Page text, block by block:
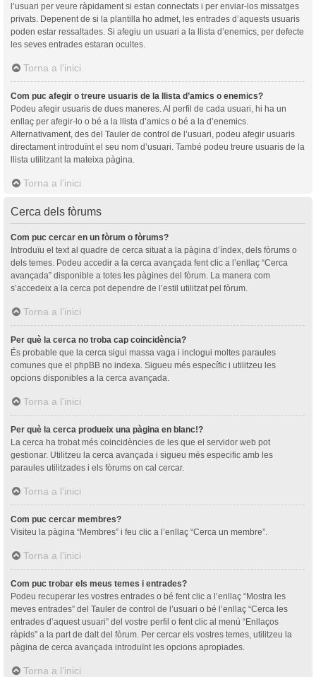
l’usuari per veure ràpidament si estan connectats i per enviar-los missatges
privats. Depenent de si la plantilla ho admet, les entrades d’aquests usuaris
poden estar ressaltades. Si afegiu un usuari a la llista d’enemics, per defecte
les seves entrades estaran ocultes.
Torna a l’inici
Com puc afegir o treure usuaris de la llista d’amics o enemics?
Podeu afegir usuaris de dues maneres. Al perfil de cada usuari, hi ha un
enllaç per afegir-lo o bé a la llista d’amics o bé a la d’enemics.
Alternativament, des del Tauler de control de l’usuari, podeu afegir usuaris
directament introduïnt el seu nom d’usuari. També podeu treure usuaris de la
llista utilitzant la mateixa pàgina.
Torna a l’inici
Cerca dels fòrums
Com puc cercar en un fòrum o fòrums?
Introduïu el text al quadre de cerca situat a la pàgina d’índex, dels fòrums o
dels temes. Podeu accedir a la cerca avançada fent clic a l’enllaç “Cerca
avançada” disponible a totes les pàgines del fòrum. La manera com
s’accedeix a la cerca pot dependre de l’estil utilitzat pel fòrum.
Torna a l’inici
Per què la cerca no troba cap coincidència?
És probable que la cerca sigui massa vaga i inclogui moltes paraules
comunes que el phpBB no indexa. Sigueu més específic i utilitzeu les
opcions disponibles a la cerca avançada.
Torna a l’inici
Per què la cerca produeix una pàgina en blanc!?
La cerca ha trobat més coincidències de les que el servidor web pot
gestionar. Utilitzeu la cerca avançada i sigueu més especific amb les
paraules utilitzades i els fòrums on cal cercar.
Torna a l’inici
Com puc cercar membres?
Visiteu la pàgina “Membres” i feu clic a l’enllaç “Cerca un membre”.
Torna a l’inici
Com puc trobar els meus temes i entrades?
Podeu recuperar les vostres entrades o bé fent clic a l’enllaç “Mostra les
meves entrades” del Tauler de control de l’usuari o bé l’enllaç “Cerca les
entrades d’aquest usuari” del vostre perfil o fent clic al menú “Enllaços
ràpids” a la part de dalt del fòrum. Per cercar els vostres temes, utilitzeu la
pàgina de cerca avançada introduïnt les opcions apropiades.
Torna a l’inici